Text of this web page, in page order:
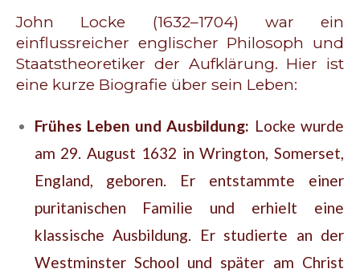
John Locke (1632–1704) war ein
einflussreicher englischer Philosoph und
Staatstheoretiker der Aufklärung. Hier ist
eine kurze Biografie über sein Leben:
Frühes Leben und Ausbildung: Locke wurde
am 29. August 1632 in Wrington, Somerset,
England, geboren. Er entstammte einer
puritanischen Familie und erhielt eine
klassische Ausbildung. Er studierte an der
Westminster School und später am Christ